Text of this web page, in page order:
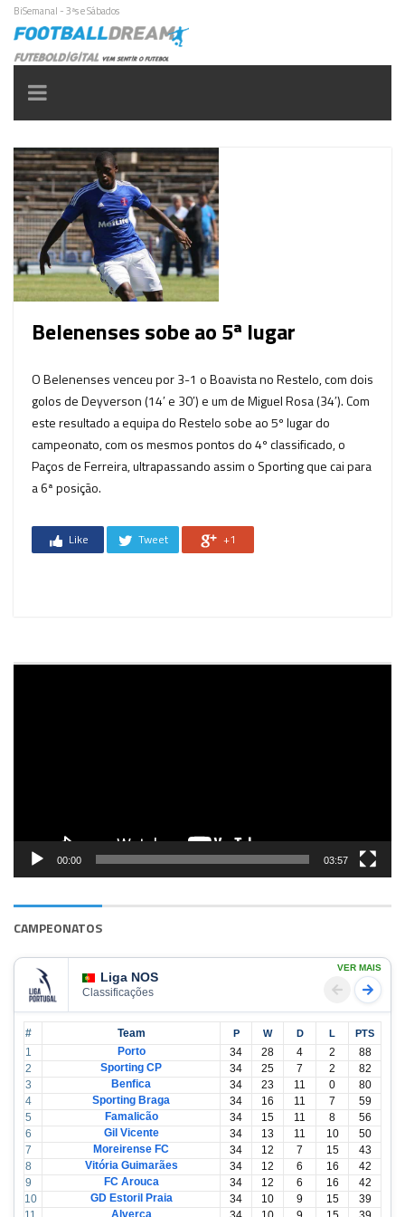
BiSemanal - 3ªs e Sábados
Toggle
navigation
Belenenses sobe ao 5ª lugar
O Belenenses venceu por 3-1 o Boavista no Restelo, com dois
golos de Deyverson (14′ e 30′) e um de Miguel Rosa (34′). Com
este resultado a equipa do Restelo sobe ao 5º lugar do
campeonato, com os mesmos pontos do 4º classificado, o
Paços de Ferreira, ultrapassando assim o Sporting que cai para
a 6ª posição.
Like Tweet +1
00:00 03:57
CAMPEONATOS
Liga NOS
Classificações
VER MAIS
# Team P W D L PTS
1 Porto 34 28 4 2
88
2
Sporting CP 34 25 7 2
82
3
Benfica 34 23 11 0
80
4
Sporting Braga 34 16 11 7
59
5
Famalicão 34 15 11 8
56
6
Gil Vicente 34 13 11 10
50
7
Moreirense FC 34 12 7 15
43
8
Vitória Guimarães 34 12 6 16
42
9
FC Arouca 34 12 6 16
42
10
GD Estoril Praia 34 10 9 15
39